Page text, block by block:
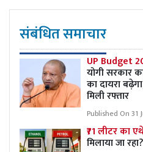
संबंधित समाचार
UP Budget
योगी सरकार
का दायरा
मिली रफ्तार
Published On 31
₹71 लीटर का
मिलाया जा